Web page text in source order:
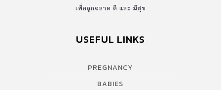
เพื่อลูกฉลาด ดี และ มีสุข
USEFUL LINKS
PREGNANCY
BABIES